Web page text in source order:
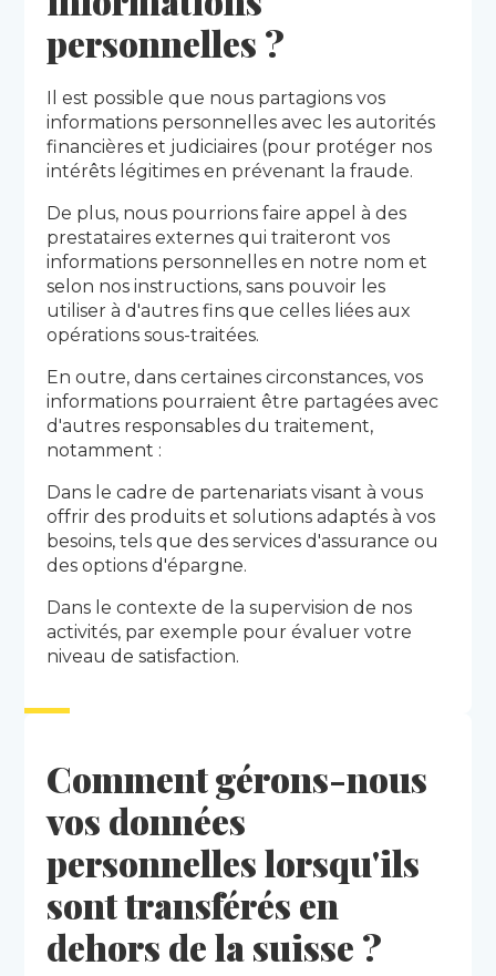
personnelles ?
Il est possible que nous partagions vos
informations personnelles avec les autorités
financières et judiciaires (pour protéger nos
intérêts légitimes en prévenant la fraude.
De plus, nous pourrions faire appel à des
prestataires externes qui traiteront vos
informations personnelles en notre nom et
selon nos instructions, sans pouvoir les
utiliser à d'autres fins que celles liées aux
opérations sous-traitées.
En outre, dans certaines circonstances, vos
informations pourraient être partagées avec
d'autres responsables du traitement,
notamment :
Dans le cadre de partenariats visant à vous
offrir des produits et solutions adaptés à vos
besoins, tels que des services d'assurance ou
des options d'épargne.
Dans le contexte de la supervision de nos
activités, par exemple pour évaluer votre
niveau de satisfaction.
Comment gérons-nous
vos données
personnelles lorsqu'ils
sont transférés en
dehors de la suisse ?